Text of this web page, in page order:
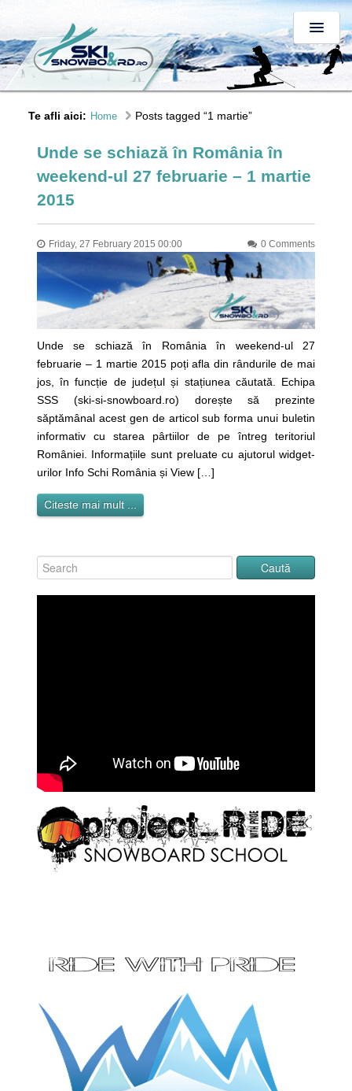
Te afli aici: Home Posts tagged “1 martie”
Unde se schiază în România în
weekend-ul 27 februarie – 1 martie
2015
Friday, 27 February 2015 00:00 0 Comments
Unde se schiază în România în weekend-ul 27
februarie – 1 martie 2015 poți afla din rândurile de mai
jos, în funcție de județul și stațiunea căutată. Echipa
SSS (ski-si-snowboard.ro) dorește să prezinte
săptămânal acest gen de articol sub forma unui buletin
informativ cu starea pârtiilor de pe întreg teritoriul
României. Informațiile sunt preluate cu ajutorul widget-
urilor Info Schi România și View […]
Citeste mai mult ...